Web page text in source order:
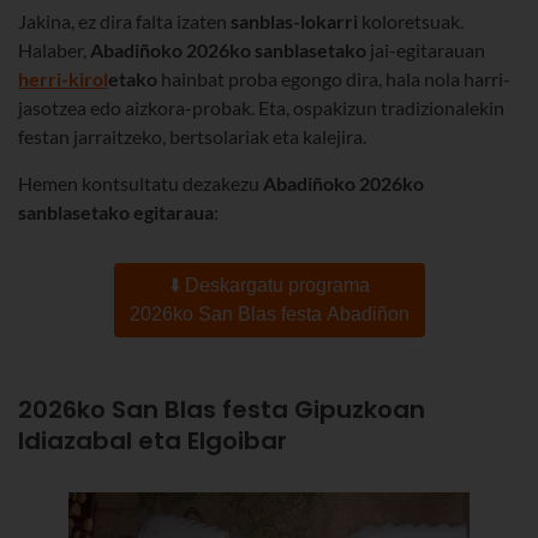
Jakina, ez dira falta izaten sanblas-lokarri koloretsuak.
Halaber, Abadiñoko 2026ko sanblasetako jai-egitarauan
herri-kiroletako hainbat proba egongo dira, hala nola harri-
jasotzea edo aizkora-probak. Eta, ospakizun tradizionalekin
festan jarraitzeko, bertsolariak eta kalejira.
Hemen kontsultatu dezakezu Abadiñoko 2026ko
sanblasetako egitaraua:
⬇️ Deskargatu programa
2026ko San Blas festa Abadiñon
2026ko San Blas festa Gipuzkoan
Idiazabal eta Elgoibar